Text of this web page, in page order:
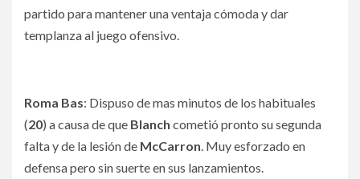
partido para mantener una ventaja cómoda y dar
templanza al juego ofensivo.
Roma Bas: Dispuso de mas minutos de los habituales
(20) a causa de que Blanch cometió pronto su segunda
falta y de la lesión de McCarron. Muy esforzado en
defensa pero sin suerte en sus lanzamientos.